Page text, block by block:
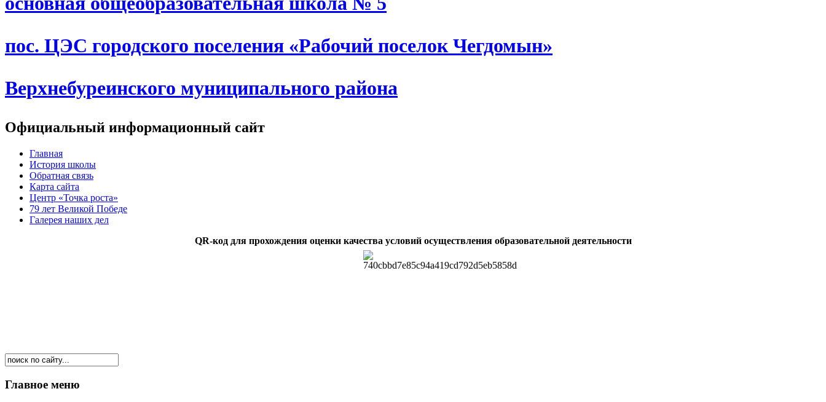
пос. ЦЭС городского поселения «Рабочий поселок Чегдомын»
Верхнебуреинского муниципального района
Официальный информационный сайт
Главная
История школы
Обратная связь
Карта сайта
Центр «Точка роста»
79 лет Великой Победе
Галерея наших дел
QR-код для прохождения оценки качества условий осуществления образовательной деятельности
Главное меню